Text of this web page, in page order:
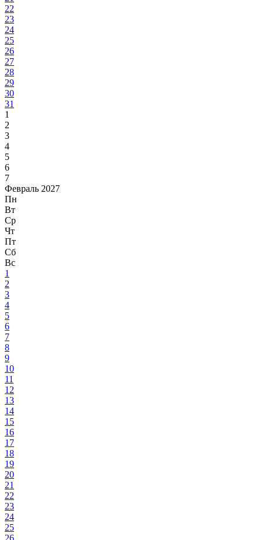
22
23
24
25
26
27
28
29
30
31
1
2
3
4
5
6
7
Февраль 2027
Пн
Вт
Ср
Чт
Пт
Сб
Вс
1
2
3
4
5
6
7
8
9
10
11
12
13
14
15
16
17
18
19
20
21
22
23
24
25